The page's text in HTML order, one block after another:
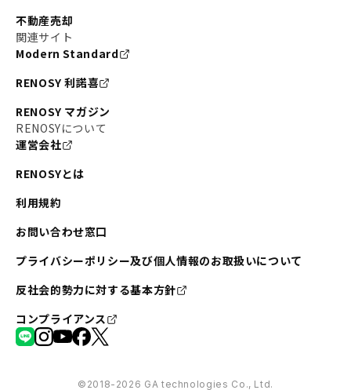
不動産売却
関連サイト
Modern Standard
RENOSY 利諾喜
RENOSY マガジン
RENOSYについて
運営会社
RENOSYとは
利用規約
お問い合わせ窓口
プライバシーポリシー及び個人情報のお取扱いについて
反社会的勢力に対する基本方針
コンプライアンス
©︎2018-2026 GA technologies Co., Ltd.